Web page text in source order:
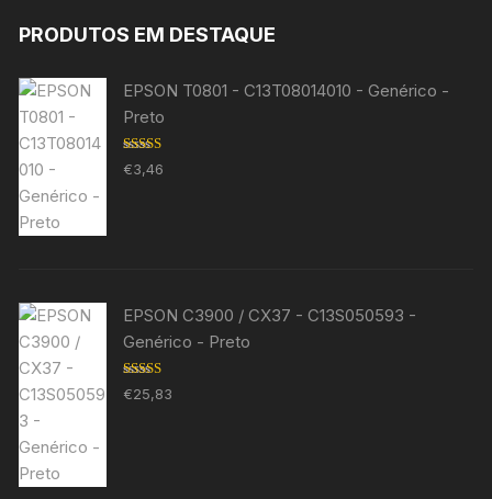
PRODUTOS EM DESTAQUE
EPSON T0801 - C13T08014010 - Genérico -
Preto
Avaliação
5.00 de 5
€3,46
EPSON C3900 / CX37 - C13S050593 -
Genérico - Preto
Avaliação
5.00de 5
€25,83